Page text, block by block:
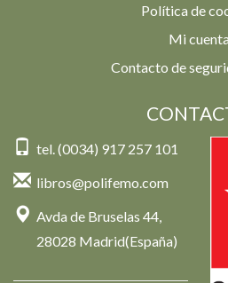
Política de
Mi cuenta
Contacto de
tel. (0034) 917 257 101
libros@polifemo.com
Avda de Bruselas 44,
28028 Madrid(España)